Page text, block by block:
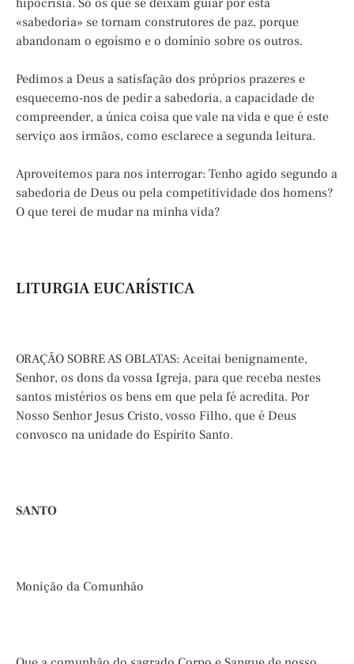
hipocrisia. Só os que se deixam guiar por esta
«sabedoria» se tornam construtores de paz, porque
abandonam o egoísmo e o domínio sobre os outros.
Pedimos a Deus a satisfação dos próprios prazeres e
esquecemo-nos de pedir a sabedoria, a capacidade de
compreender, a única coisa que vale na vida e que é este
serviço aos irmãos, como esclarece a segunda leitura.
Aproveitemos para nos interrogar: Tenho agido segundo a
sabedoria de Deus ou pela competitividade dos homens?
O que terei de mudar na minha vida?
LITURGIA EUCARÍSTICA
ORAÇÃO SOBRE AS OBLATAS: Aceitai benignamente,
Senhor, os dons da vossa Igreja, para que receba nestes
santos mistérios os bens em que pela fé acredita. Por
Nosso Senhor Jesus Cristo, vosso Filho, que é Deus
convosco na unidade do Espírito Santo.
SANTO
Monição da Comunhão